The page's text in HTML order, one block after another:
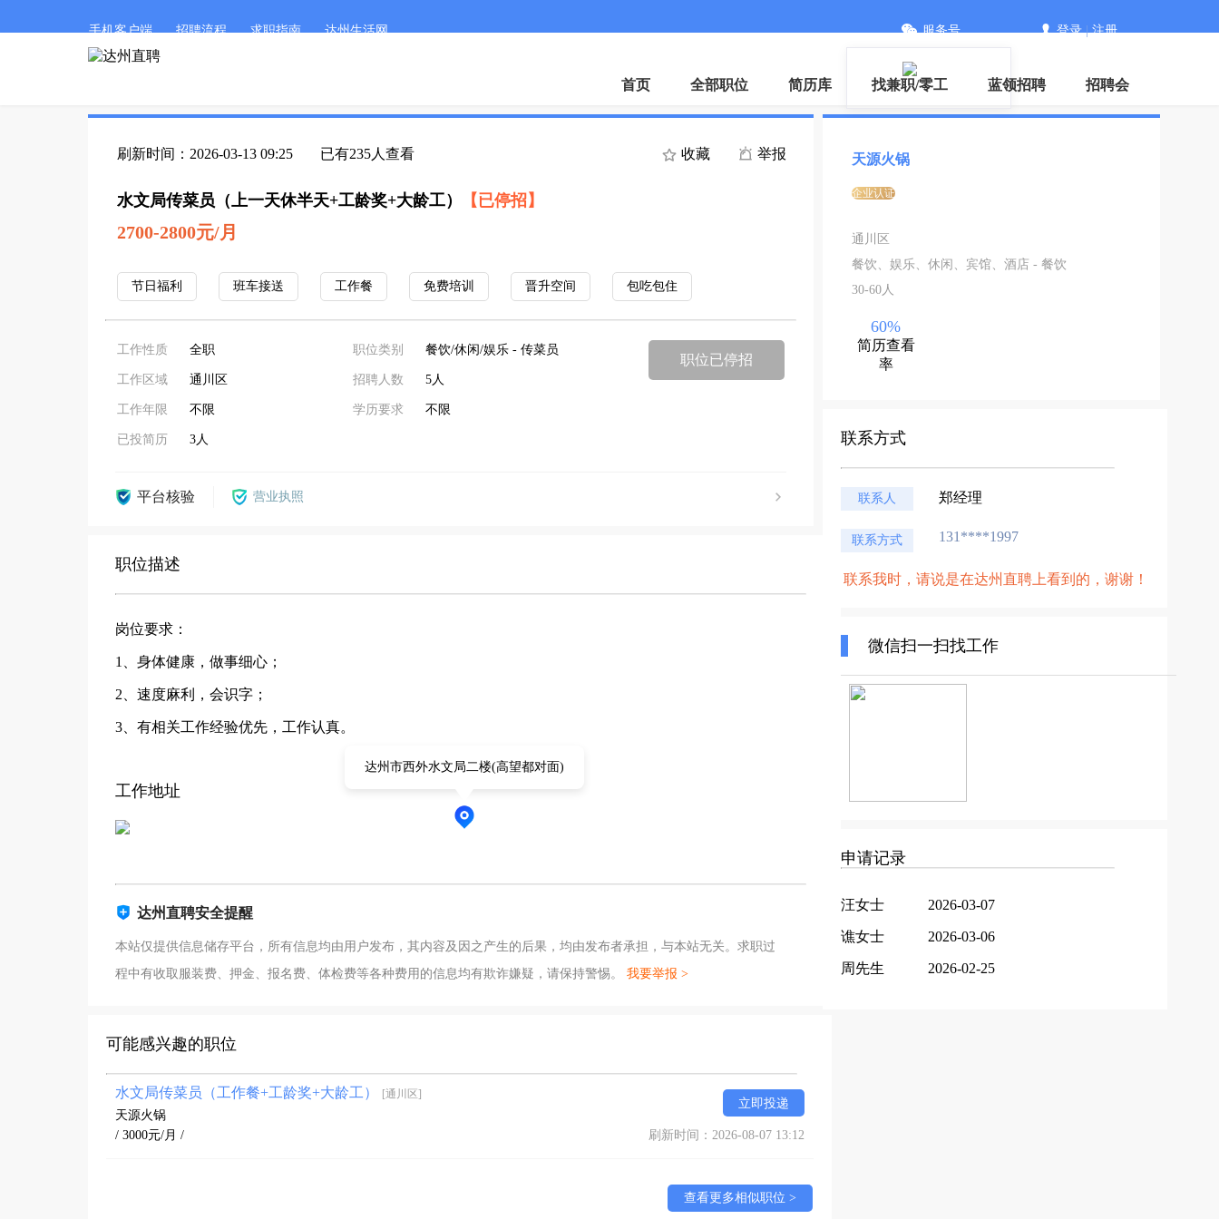
手机客户端 招聘流程 求职指南 达州生活网
APP下载
服务号 登录|注册
首页 全部职位 简历库 找兼职/零工 蓝领招聘 招聘会
刷新时间：2026-03-13 09:25 已有235人查看 收藏 举报
水文局传菜员（上一天休半天+工龄奖+大龄工） 【已停招】
2700-2800元/月
节日福利 班车接送 工作餐 免费培训 晋升空间 包吃包住
工作性质 全职
工作区域 通川区
工作年限 不限
已投简历 3人
职位类别 餐饮/休闲/娱乐 - 传菜员
招聘人数 5人
学历要求 不限
职位已停招
平台核验 营业执照
职位描述
岗位要求：
1、身体健康，做事细心；
2、速度麻利，会识字；
3、有相关工作经验优先，工作认真。
工作地址
达州市西外水文局二楼(高望都对面)
达州直聘安全提醒
本站仅提供信息储存平台，所有信息均由用户发布，其内容及因之产生的后果，均由发布者承担，与本站无关。求职过
程中有收取服装费、押金、报名费、体检费等各种费用的信息均有欺诈嫌疑，请保持警惕。 我要举报 >
可能感兴趣的职位
水文局传菜员（工作餐+工龄奖+大龄工） [通川区]
立即投递
天源火锅
/ 3000元/月 /
刷新时间：2026-08-07 13:12
查看更多相似职位 >
天源火锅
企业认证
通川区
餐饮、娱乐、休闲、宾馆、酒店 - 餐饮
30-60人
60%
简历查看
率
联系方式
联系人 郑经理
联系方式 131****1997
联系我时，请说是在达州直聘上看到的，谢谢！
微信扫一扫找工作
申请记录
汪女士 2026-03-07
谯女士 2026-03-06
周先生 2026-02-25